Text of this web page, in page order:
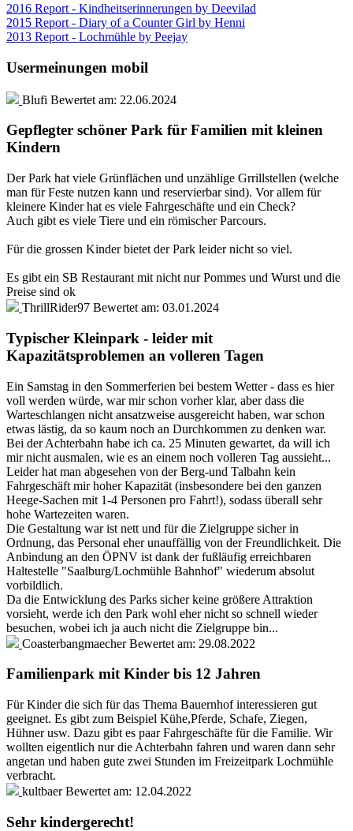
2016 Report - Kindheitserinnerungen by Deevilad
2015 Report - Diary of a Counter Girl by Henni
2013 Report - Lochmühle by Peejay
Usermeinungen mobil
Blufi Bewertet am: 22.06.2024
Gepflegter schöner Park für Familien mit kleinen
Kindern
Der Park hat viele Grünflächen und unzählige Grrillstellen (welche
man für Feste nutzen kann und reservierbar sind). Vor allem für
kleinere Kinder hat es viele Fahrgeschäfte und ein Check?
Auch gibt es viele Tiere und ein römischer Parcours.
Für die grossen Kinder bietet der Park leider nicht so viel.
Es gibt ein SB Restaurant mit nicht nur Pommes und Wurst und die
Preise sind ok
ThrillRider97 Bewertet am: 03.01.2024
Typischer Kleinpark - leider mit
Kapazitätsproblemen an volleren Tagen
Ein Samstag in den Sommerferien bei bestem Wetter - dass es hier
voll werden würde, war mir schon vorher klar, aber dass die
Warteschlangen nicht ansatzweise ausgereicht haben, war schon
etwas lästig, da so kaum noch an Durchkommen zu denken war.
Bei der Achterbahn habe ich ca. 25 Minuten gewartet, da will ich
mir nicht ausmalen, wie es an einem noch volleren Tag aussieht...
Leider hat man abgesehen von der Berg-und Talbahn kein
Fahrgeschäft mir hoher Kapazität (insbesondere bei den ganzen
Heege-Sachen mit 1-4 Personen pro Fahrt!), sodass überall sehr
hohe Wartezeiten waren.
Die Gestaltung war ist nett und für die Zielgruppe sicher in
Ordnung, das Personal eher unauffällig von der Freundlichkeit. Die
Anbindung an den ÖPNV ist dank der fußläufig erreichbaren
Haltestelle "Saalburg/Lochmühle Bahnhof" wiederum absolut
vorbildlich.
Da die Entwicklung des Parks sicher keine größere Attraktion
vorsieht, werde ich den Park wohl eher nicht so schnell wieder
besuchen, wobei ich ja auch nicht die Zielgruppe bin...
Coasterbangmaecher Bewertet am: 29.08.2022
Familienpark mit Kinder bis 12 Jahren
Für Kinder die sich für das Thema Bauernhof interessieren gut
geeignet. Es gibt zum Beispiel Kühe,Pferde, Schafe, Ziegen,
Hühner usw. Dazu gibt es paar Fahrgeschäfte für die Familie. Wir
wollten eigentlich nur die Achterbahn fahren und waren dann sehr
angetan und haben gute zwei Stunden im Freizeitpark Lochmühle
verbracht.
kultbaer Bewertet am: 12.04.2022
Sehr kindergerecht!